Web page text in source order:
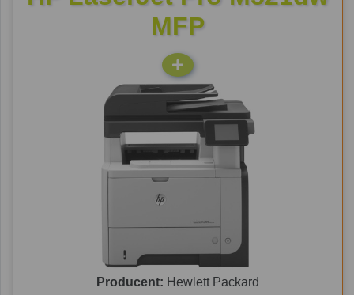
MFP
Producent: Hewlett Packard